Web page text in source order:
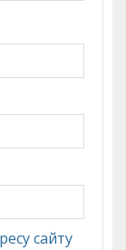
сайту